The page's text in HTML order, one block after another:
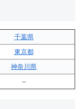
千葉県
東京都
神奈川県
–